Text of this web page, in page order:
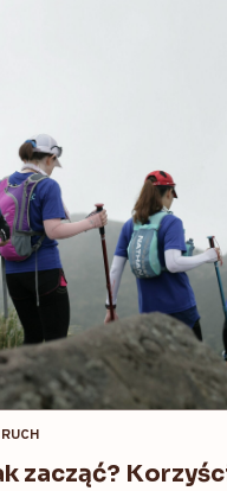
RUCH
zacząć?